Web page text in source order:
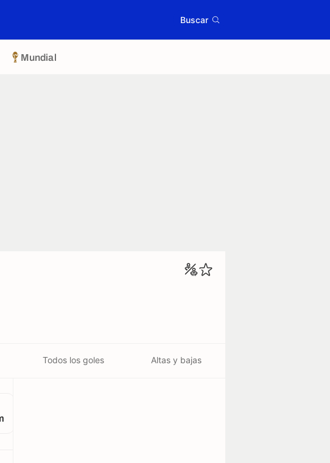
Buscar
Mundial
Todos los goles Altas y bajas